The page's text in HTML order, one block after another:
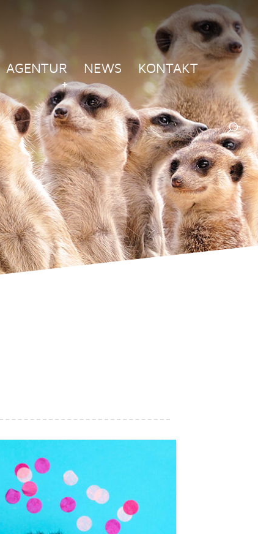
AGENTUR NEWS KONTAKT